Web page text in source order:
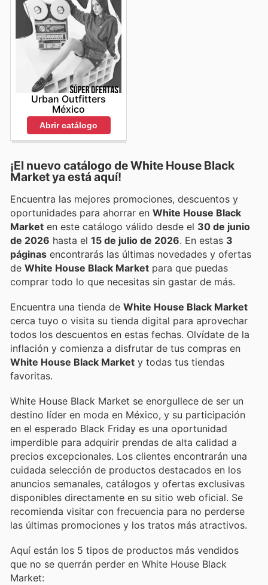
Urban Outfitters
México
Abrir catálogo
¡El nuevo catálogo deWhite House Black
Marketya está aquí!
Encuentra las mejores promociones, descuentos y
oportunidades para ahorrar en White House Black
Market en este catálogo válido desde el 30 de junio
de 2026 hasta el 15 de julio de 2026 . En estas 3
páginas encontrarás las últimas novedades y ofertas
de White House Black Market para que puedas
comprar todo lo que necesitas sin gastar de más.
Encuentra una tienda de White House Black Market
cerca tuyo o visita su tienda digital para aprovechar
todos los descuentos en estas fechas. Olvídate de la
inflación y comienza a disfrutar de tus compras en
White House Black Market y todas tus tiendas
favoritas.
White House Black Market se enorgullece de ser un
destino líder en moda en México, y su participación
en el esperado Black Friday es una oportunidad
imperdible para adquirir prendas de alta calidad a
precios excepcionales. Los clientes encontrarán una
cuidada selección de productos destacados en los
anuncios semanales, catálogos y ofertas exclusivas
disponibles directamente en su sitio web oficial. Se
recomienda visitar con frecuencia para no perderse
las últimas promociones y los tratos más atractivos.
Aquí están los 5 tipos de productos más vendidos
que no se querrán perder en White House Black
Market: